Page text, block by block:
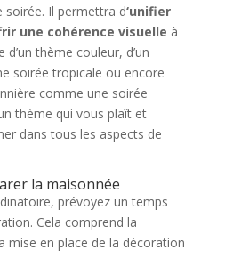
soirée. Il permettra d‘unifier
une cohérence visuelle à
d’un thème couleur, d’un
soirée tropicale ou encore
comme une soirée
thème qui vous plaît et
dans tous les aspects de
la maisonnée
prévoyez un temps
Cela comprend la
mise en place de la décoration